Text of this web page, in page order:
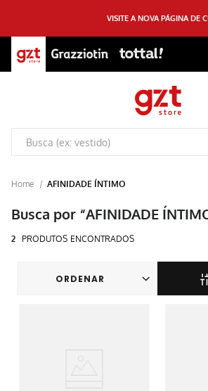
VISITE A NOVA PÁGINA DE
AFINIDADE ÍNTIMO
AFINIDADE
2 PRODUTOS